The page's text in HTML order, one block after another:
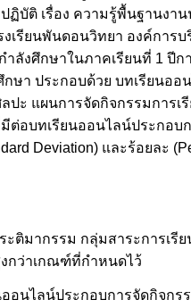
บัติ เรื่อง ความรู้พื้นฐานงา
เรียนพันดอนวิทยา องค์การ
งศึกษาในภาคเรียนที่ 1 ปีก
กษา ประกอบด้วย บทเรียนอ
ปะ แผนการจัดกิจกรรมการเ
อบทเรียนออนไลน์ประกอบ
Deviation) และร้อยละ
ติมากรรม กลุ่มสาระการเรี
กว่าเกณฑ์ที่กำหนดไว้
อนไลน์ประกอบการจัดกิจกร